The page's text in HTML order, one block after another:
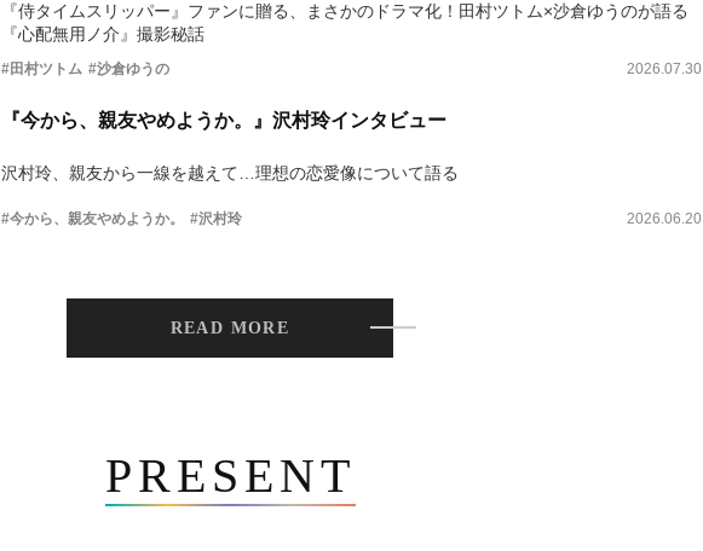
『侍タイムスリッパー』ファンに贈る、まさかのドラマ化！田村ツトム×沙倉ゆうのが語る
『心配無用ノ介』撮影秘話
#田村ツトム #沙倉ゆうの 2026.07.30
『今から、親友やめようか。』沢村玲インタビュー
沢村玲、親友から一線を越えて…理想の恋愛像について語る
#今から、親友やめようか。 #沢村玲 2026.06.20
READ MORE
PRESENT